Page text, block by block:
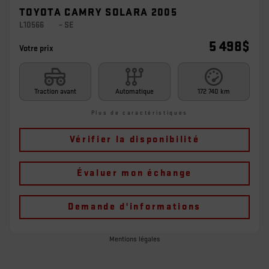
TOYOTA CAMRY SOLARA 2005
L10566 – SE
Votre prix 5 498$
Traction avant Automatique 172 740 km
Plus de caractéristiques
Vérifier la disponibilité
Évaluer mon échange
Demande d'informations
Mentions légales